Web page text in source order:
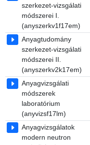
szerkezet-vizsgálati
módszerei I.
(anyszerkv1f17em)
Anyagtudomány
szerkezet-vizsgálati
módszerei II.
(anyszerkv2k17em)
Anyagvizsgálati
módszerek
laboratórium
(anyvizsf17lm)
Anyagvizsgálatok
modern neutron